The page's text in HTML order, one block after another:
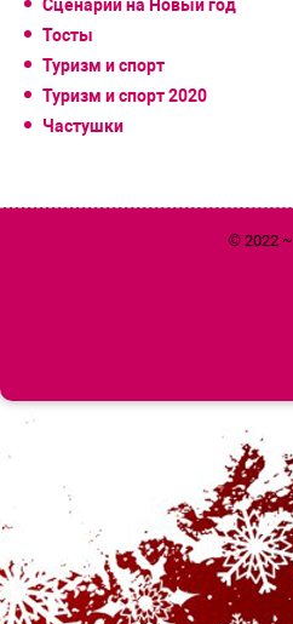
Сценарии на Новый год
Тосты
Туризм и спорт
Туризм и спорт 2020
Частушки
© 2022 ~